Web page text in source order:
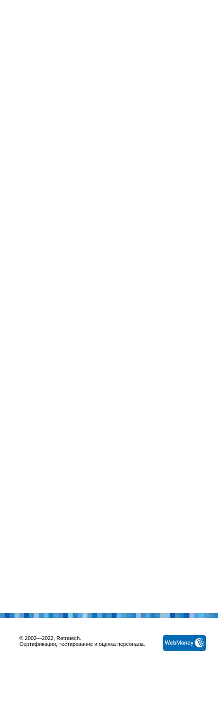
© 2002—2022, Retratech.
Сертификация, тестирование и оценка персонала.